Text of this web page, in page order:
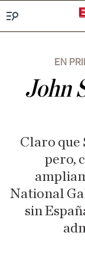
EN
John
Claro que
pero,
National
sin